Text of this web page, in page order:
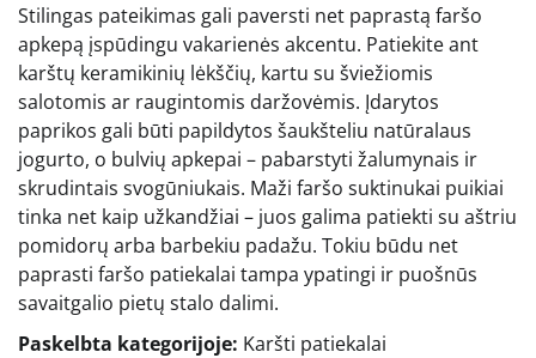
Stilingas pateikimas gali paversti net paprastą faršo
apkepą įspūdingu vakarienės akcentu. Patiekite ant
karštų keramikinių lėkščių, kartu su šviežiomis
salotomis ar raugintomis daržovėmis. Įdarytos
paprikos gali būti papildytos šaukšteliu natūralaus
jogurto, o bulvių apkepai – pabarstyti žalumynais ir
skrudintais svogūniukais. Maži faršo suktinukai puikiai
tinka net kaip užkandžiai – juos galima patiekti su aštriu
pomidorų arba barbekiu padažu. Tokiu būdu net
paprasti faršo patiekalai tampa ypatingi ir puošnūs
savaitgalio pietų stalo dalimi.
Paskelbta kategorijoje: Karšti patiekalai